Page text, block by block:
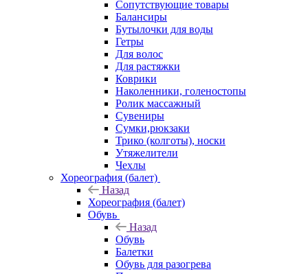
Сопутствующие товары
Балансиры
Бутылочки для воды
Гетры
Для волос
Для растяжки
Коврики
Наколенники, голеностопы
Ролик массажный
Сувениры
Сумки,рюкзаки
Трико (колготы), носки
Утяжелители
Чехлы
Хореография (балет)
Назад
Хореография (балет)
Обувь
Назад
Обувь
Балетки
Обувь для разогрева